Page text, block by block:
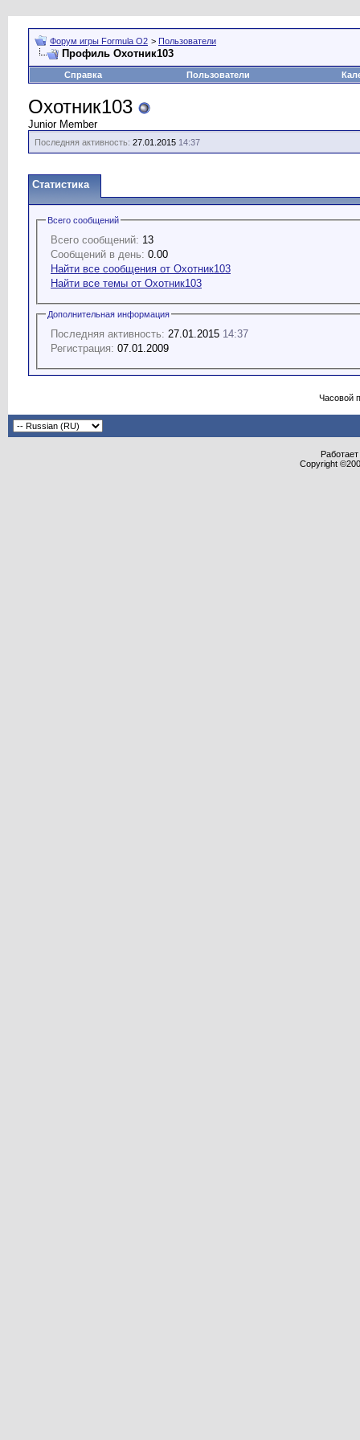
Форум игры Formula O2 > Пользователи
Профиль Охотник103
Справка Пользователи
Охотник103
Junior Member
Последняя активность: 27.01.2015 14:37
Статистика
Всего сообщений
Всего сообщений: 13
Сообщений в день: 0.00
Найти все сообщения от Охотник103
Найти все темы от Охотник103
Дополнительная информация
Последняя активность: 27.01.2015 14:37
Регистрация: 07.01.2009
Часовой
Copyright